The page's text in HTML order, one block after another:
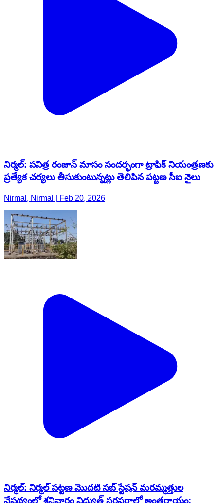
నిర్మల్: పవిత్ర రంజాన్ మాసం సందర్భంగా ట్రాఫిక్ నియంత్రణకు
ప్రత్యేక చర్యలు తీసుకుంటున్నట్లు తెలిపిన పట్టణ సీఐ నైలు
Nirmal, Nirmal | Feb 20, 2026
నిర్మల్: నిర్మల్ పట్టణ మొదటి సబ్ స్టేషన్ మరమ్మత్తుల
నేపథ్యంలో శనివారం విద్యుత్ సరఫరాలో అంతరాయం: